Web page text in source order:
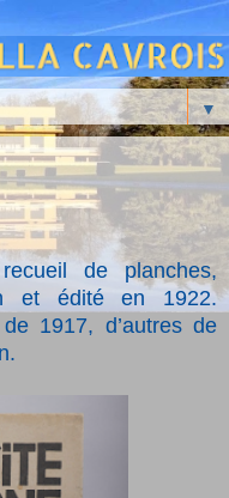
▼
de planches,
et édité en 1922.
1917, d’autres de